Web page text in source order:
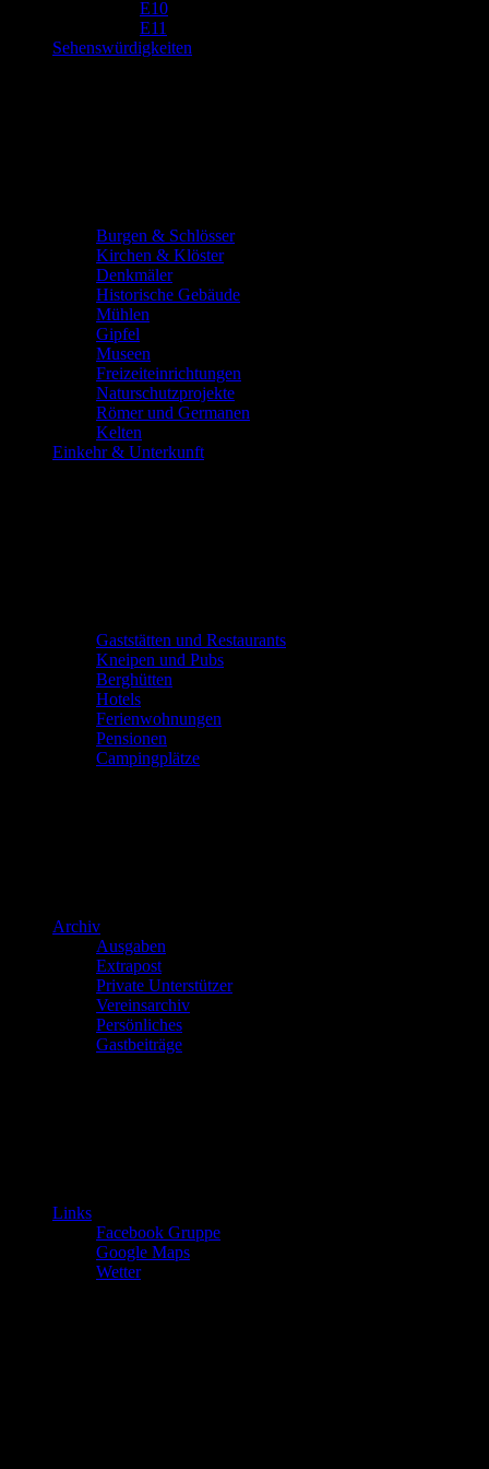
E10
E11
Sehenswürdigkeiten
Burgen & Schlösser
Kirchen & Klöster
Denkmäler
Historische Gebäude
Mühlen
Gipfel
Museen
Freizeiteinrichtungen
Naturschutzprojekte
Römer und Germanen
Kelten
Einkehr & Unterkunft
Gaststätten und Restaurants
Kneipen und Pubs
Berghütten
Hotels
Ferienwohnungen
Pensionen
Campingplätze
Archiv
Ausgaben
Extrapost
Private Unterstützer
Vereinsarchiv
Persönliches
Gastbeiträge
Links
Facebook Gruppe
Google Maps
Wetter